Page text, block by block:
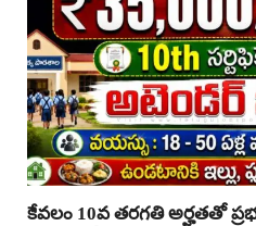
కేవలం 10వ తరగతి అర్హతతో